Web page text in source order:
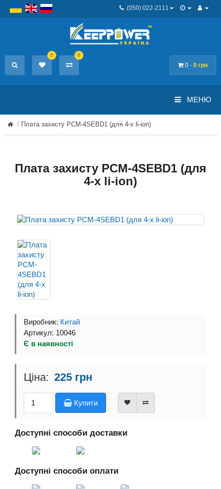
(050) 022-2111
0 - 0 грн
0 0
МЕНЮ
Плата захисту PCM-4SEBD1 (для 4-х li-ion)
Плата захисту PCM-4SEBD1 (для
4-х li-ion)
Виробник: Китай
Артикул: 10046
Є в наявності
225 грн
Купити
Доступні способи доставки
Доступні способи оплати